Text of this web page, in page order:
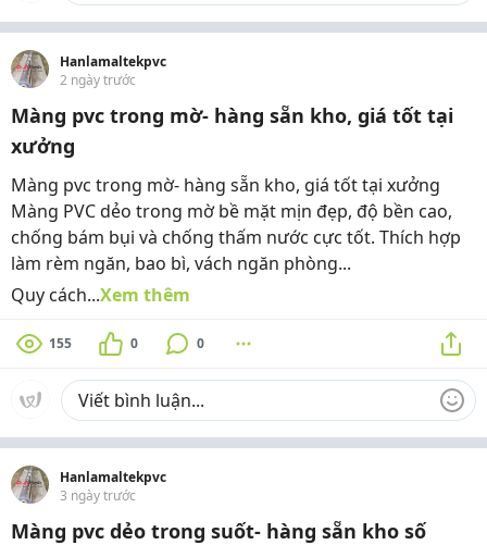
Hanlamaltekpvc
2 ngày trước
Màng pvc trong mờ- hàng sẵn kho, giá tốt tại
xưởng
Màng pvc trong mờ- hàng sẵn kho, giá tốt tại xưởng
Màng PVC dẻo trong mờ bề mặt mịn đẹp, độ bền cao,
chống bám bụi và chống thấm nước cực tốt. Thích hợp
làm rèm ngăn, bao bì, vách ngăn phòng...
Quy cách...Xem thêm
155 0 0
Hanlamaltekpvc
3 ngày trước
Màng pvc dẻo trong suốt- hàng sẵn kho số